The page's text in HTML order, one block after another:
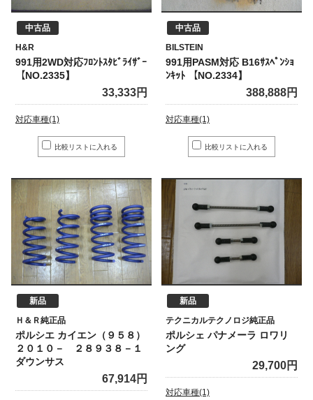
H&R
991用2WD対応ﾌﾛﾝﾄｽﾀﾋﾞﾗｲｻﾞｰ
【NO.2335】
中古品
33,333円
対応車種(1)
BILSTEIN
991用PASM対応 B16ｻｽﾍﾟﾝｼｮ
ﾝｷｯﾄ 【NO.2334】
中古品
388,888円
対応車種(1)
Ｈ＆Ｒ純正品
ポルシエ カイエン（９５８）
２０１０－ ２８９３８－１
ダウンサス
新品
67,914円
テクニカルテクノロジ純正品
ポルシェ パナメーラ ロワリ
ング
新品
29,700円
対応車種(1)